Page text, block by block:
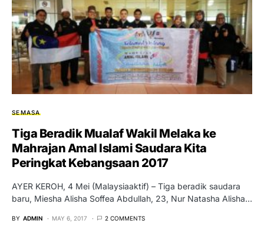
SEMASA
Tiga Beradik Mualaf Wakil Melaka ke
Mahrajan Amal Islami Saudara Kita
Peringkat Kebangsaan 2017
AYER KEROH, 4 Mei (Malaysiaaktif) – Tiga beradik saudara
baru, Miesha Alisha Soffea Abdullah, 23, Nur Natasha Alisha…
BY ADMIN MAY 6, 2017 2 COMMENTS